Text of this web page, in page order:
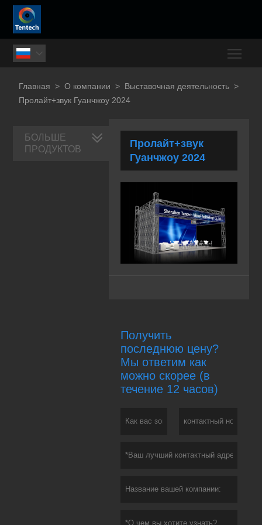

Главная > О компании > Выставочная деятельность >
Пролайт+звук Гуанчжоу 2024
Пролайт+звук
Гуанчжоу 2024
Получить
последнюю цену?
Мы ответим как
можно скорее (в
течение 12 часов)
БОЛЬШЕ
ПРОДУКТОВ